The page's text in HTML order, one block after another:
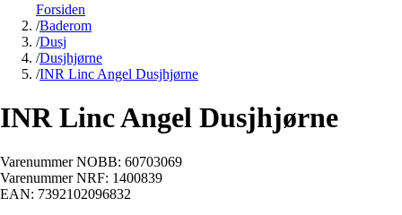
Forsiden
/Baderom
/Dusj
/Dusjhjørne
/INR Linc Angel Dusjhjørne
INR Linc Angel Dusjhjørne
Varenummer NOBB: 60703069
Varenummer NRF: 1400839
EAN: 7392102096832